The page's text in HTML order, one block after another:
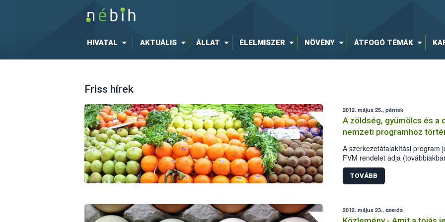
HIVATAL AKTUÁLIS ÁLLAT ÉLELMISZER NÖVÉNY ÁTFOGÓ TÉMÁK
Friss hírek
2012. május 25., péntek
A zöldség, gyümölcs és a
nemzeti programhoz
A szerkezetátalakítási program
FVM rendelet adja
amelyet 4/2012. (II.7.) VM
rendelet 3. § (2) bekezdése
vonatkozásában az a zöldség-,
egységes kérelmében erről
TOVÁBB
2012. május 23., szerda